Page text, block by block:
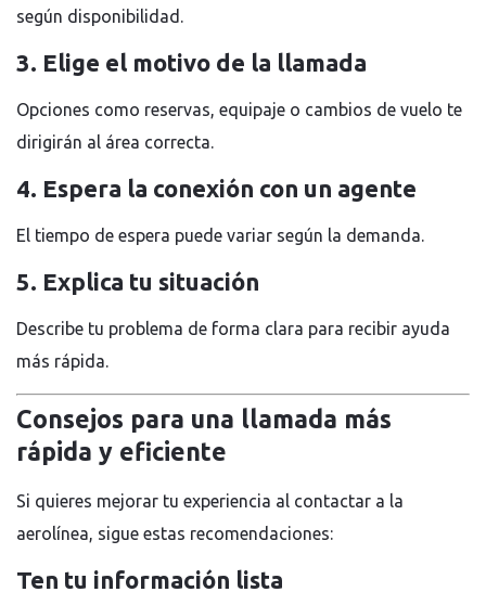
según disponibilidad.
3. Elige el motivo de la llamada
Opciones como reservas, equipaje o cambios de vuelo te
dirigirán al área correcta.
4. Espera la conexión con un agente
El tiempo de espera puede variar según la demanda.
5. Explica tu situación
Describe tu problema de forma clara para recibir ayuda
más rápida.
Consejos para una llamada más
rápida y eficiente
Si quieres mejorar tu experiencia al contactar a la
aerolínea, sigue estas recomendaciones:
Ten tu información lista